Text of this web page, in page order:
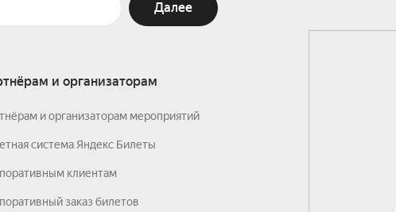
Далее
и организаторам
и организаторам мероприятий
система Яндекс Билеты
клиентам
заказ билетов